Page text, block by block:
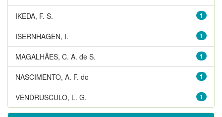
1
IKEDA, F. S.
1
ISERNHAGEN, I.
1
MAGALHÃES, C. A. de S.
1
NASCIMENTO, A. F. do
1
VENDRUSCULO, L. G.